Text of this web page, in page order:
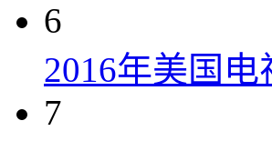
6
2016年美国
7